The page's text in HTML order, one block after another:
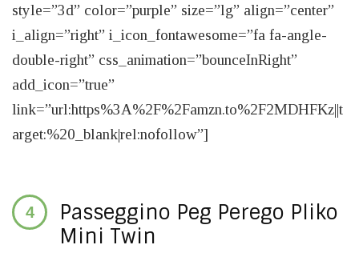
style=”3d” color=”purple” size=”lg” align=”center”
i_align=”right” i_icon_fontawesome=”fa fa-angle-
double-right” css_animation=”bounceInRight”
add_icon=”true”
link=”url:https%3A%2F%2Famzn.to%2F2MDHFKz||t
arget:%20_blank|rel:nofollow”]
Passeggino Peg Perego Pliko
Mini Twin